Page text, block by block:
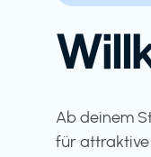
Ab deinem
für